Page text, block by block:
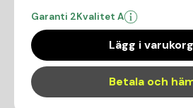
Garanti 2Kvalitet A
Lägg i
Betala och